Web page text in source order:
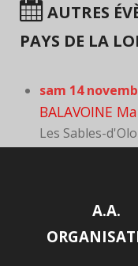
AUTRES
PAYS DE LA
sam 14
BALAVOINE
Les Sables-
A.A.